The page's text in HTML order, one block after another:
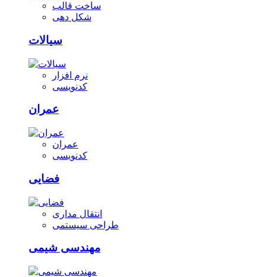
ساخت قالب
شکل دهی
سیالات
نرم افزار
کدنویسی
عمران
عمران
کدنویسی
فضایی
انتقال مداری
طراحی سیستمی
مهندسی شیمی